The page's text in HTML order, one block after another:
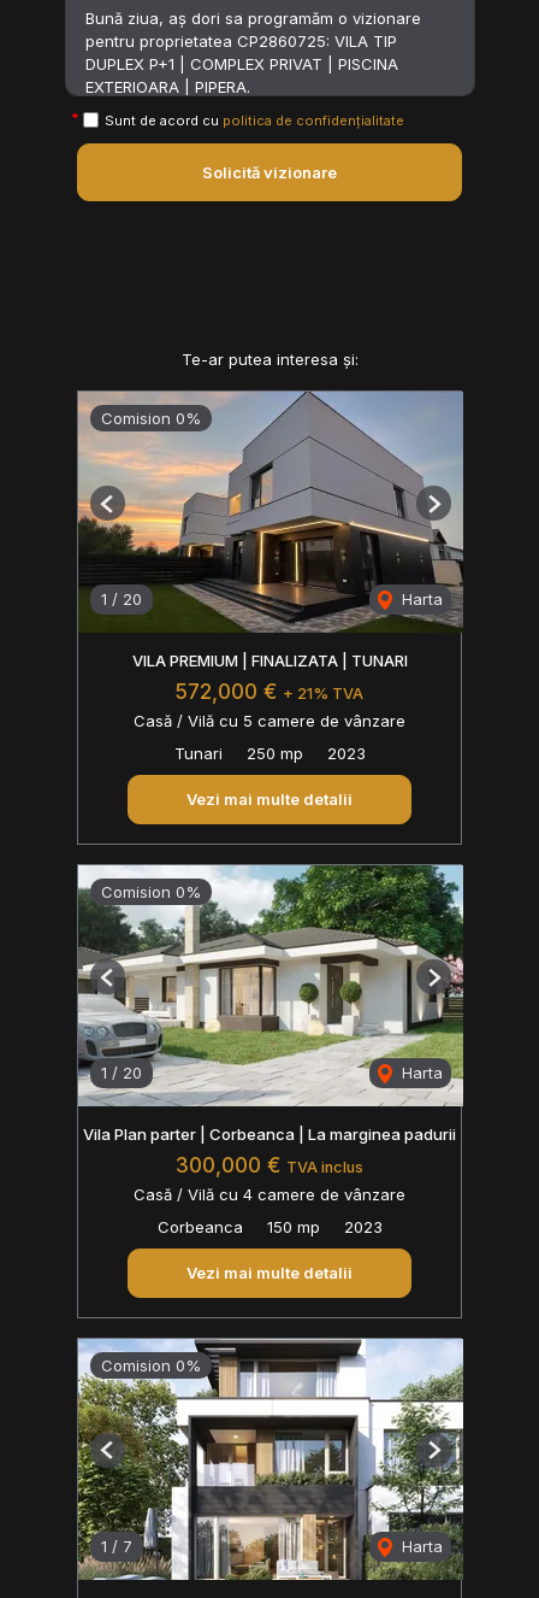
Sunt de acord cu politica de confidențialitate
Solicită vizionare
Te-ar putea interesa și:
Comision 0%
1 / 20 Harta
Previous Next
VILA PREMIUM | FINALIZATA | TUNARI
572,000 € + 21% TVA
Casă / Vilă cu 5 camere de vânzare
Tunari
250 mp 2023
Vezi mai multe detalii
Comision 0%
1 / 20 Harta
Previous Next
Vila Plan parter | Corbeanca | La marginea padurii
300,000 € TVA inclus
Casă / Vilă cu 4 camere de vânzare
Corbeanca
150 mp 2023
Vezi mai multe detalii
Comision 0%
1 / 7 Harta
Previous Next